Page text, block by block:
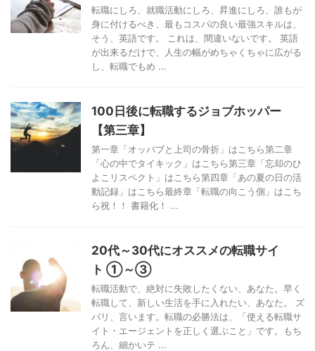
転職にしろ、就職活動にしろ、昇進にしろ、誰もが
身に付けるべき、最もコスパの良い最強スキルは、
そう、英語です。 これは、間違いないです。 英語
が出来るだけで、人生の幅がめちゃくちゃに広がる
し、転職でもめ ...
100日後に転職するジョブホッパー
【第三章】
第一章「オッパブと上司の骨折」はこちら第二章
「心の中でタイキック」はこちら第三章「忘却のひ
よこリスペクト」はこちら第四章「あの夏の日の活
動記録」はこちら最終章「転職の向こう側」はこち
ら祝！！ 書籍化！ ...
20代～30代にオススメの転職サイ
ト ①～③
転職活動で、絶対に失敗したくない、あなた。早く
転職して、新しい生活を手に入れたい、あなた。 ズ
バリ、言います。転職の必勝法は、「使える転職サ
イト・エージェントを正しく選ぶこと」です。もち
ろん、細かいテ ...